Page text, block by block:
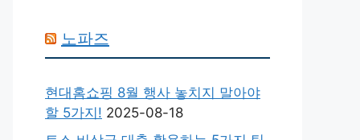
노파즈
현대홈쇼핑 8월 행사 놓치지 말아야
할 5가지! 2025-08-18